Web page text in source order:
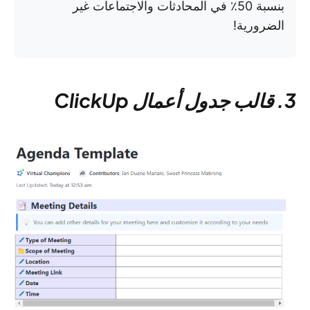
بنسبة 50٪ في المحادثات والاجتماعات غير
الضرورية!
3. قالب جدول أعمال ClickUp